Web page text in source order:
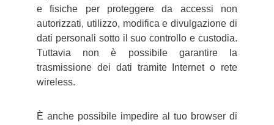
e fisiche per proteggere da accessi non
autorizzati, utilizzo, modifica e divulgazione di
dati personali sotto il suo controllo e custodia.
Tuttavia non è possibile garantire la
trasmissione dei dati tramite Internet o rete
wireless.
È anche possibile impedire al tuo browser di